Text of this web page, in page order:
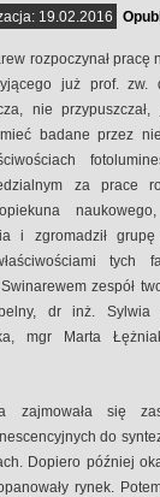
19.02.2016
rozpoczynał pracę
już prof. zw.
nie przypuszczał,
badane przez
za prace
naukowego,
i zgromadził grupę
tych
zespół
dr inż. Sylwia
mgr Marta
zajmowała się
do
Dopiero później
rynek.